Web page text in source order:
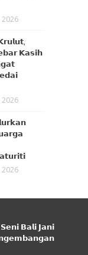
2026
𝗞𝗮𝘀𝗶𝗵
2026
2026
𝗕𝗮𝗹𝗶 𝗝𝗮𝗻𝗶